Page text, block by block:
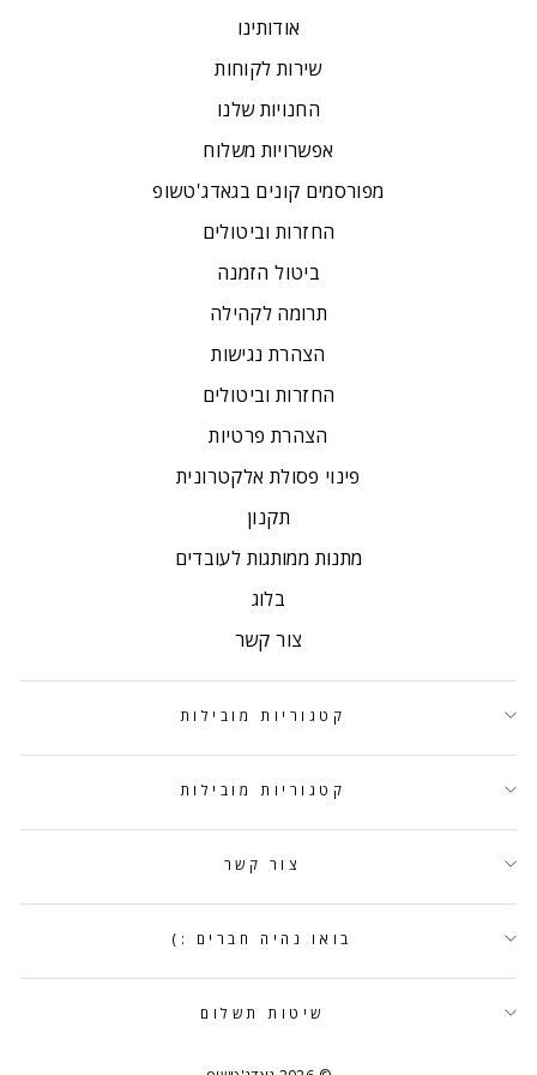
אודותינו
שירות לקוחות
החנויות שלנו
אפשרויות משלוח
מפורסמים קונים בגאדג'טשופ
החזרות וביטולים
ביטול הזמנה
תרומה לקהילה
הצהרת נגישות
החזרות וביטולים
הצהרת פרטיות
פינוי פסולת אלקטרונית
תקנון
מתנות ממותגות לעובדים
בלוג
צור קשר
קטגוריות מובילות
קטגוריות מובילות
צור קשר
בואו נהיה חברים :)
שיטות תשלום